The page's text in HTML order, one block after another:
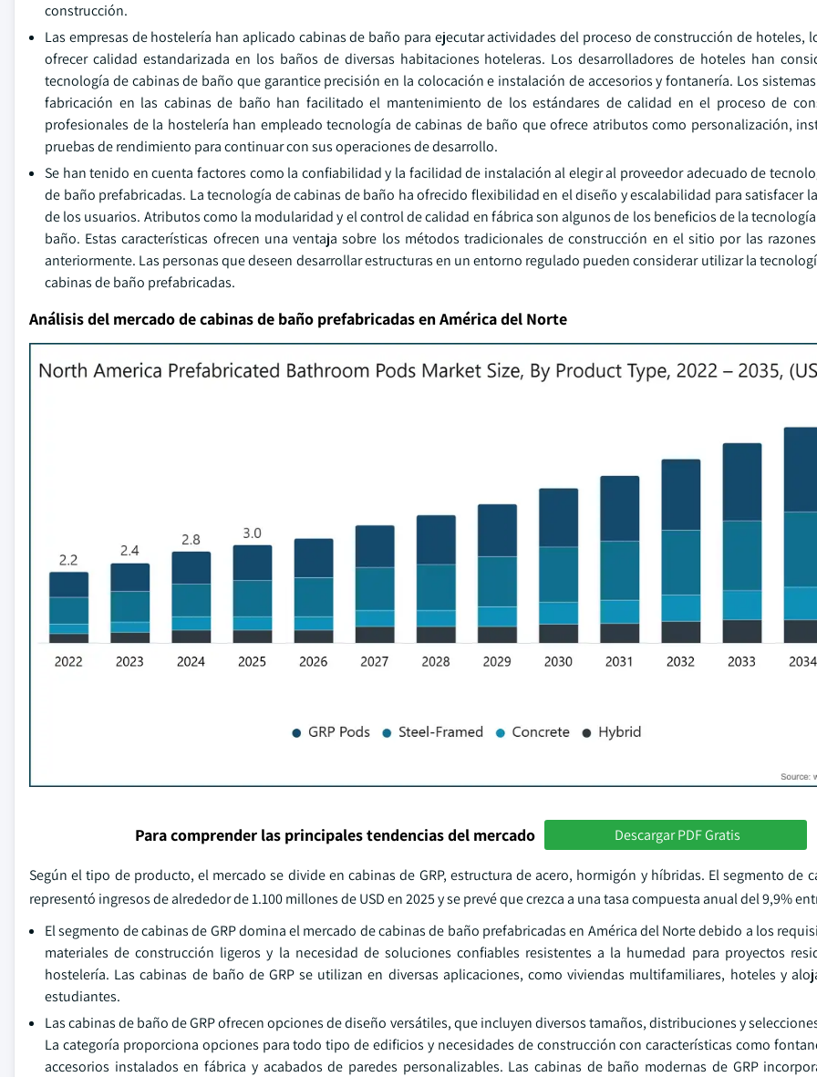
construcción.
Las empresas de hostelería han aplicado cabinas de baño para ejecutar actividades del proceso de construcción de hoteles,
ofrecer calidad estandarizada en los baños de diversas habitaciones hoteleras. Los desarrolladores de hoteles han
tecnología de cabinas de baño que garantice precisión en la colocación e instalación de accesorios y fontanería. Los
fabricación en las cabinas de baño han facilitado el mantenimiento de los estándares de calidad en el proceso de
profesionales de la hostelería han empleado tecnología de cabinas de baño que ofrece atributos como personalización,
pruebas de rendimiento para continuar con sus operaciones de desarrollo.
Se han tenido en cuenta factores como la confiabilidad y la facilidad de instalación al elegir al proveedor adecuado de
de baño prefabricadas. La tecnología de cabinas de baño ha ofrecido flexibilidad en el diseño y escalabilidad para satisfacer
de los usuarios. Atributos como la modularidad y el control de calidad en fábrica son algunos de los beneficios de la
baño. Estas características ofrecen una ventaja sobre los métodos tradicionales de construcción en el sitio por las
anteriormente. Las personas que deseen desarrollar estructuras en un entorno regulado pueden considerar utilizar la
cabinas de baño prefabricadas.
Análisis del mercado de cabinas de baño prefabricadas en América del Norte
Para comprender las principales tendencias del mercado Descargar PDF Gratis
Según el tipo de producto, el mercado se divide en cabinas de GRP, estructura de acero, hormigón y híbridas. El segmento de
representó ingresos de alrededor de 1.100 millones de USD en 2025 y se prevé que crezca a una tasa compuesta anual del 9,9%
El segmento de cabinas de GRP domina el mercado de cabinas de baño prefabricadas en América del Norte debido a los
materiales de construcción ligeros y la necesidad de soluciones confiables resistentes a la humedad para proyectos
hostelería. Las cabinas de baño de GRP se utilizan en diversas aplicaciones, como viviendas multifamiliares, hoteles y
estudiantes.
Las cabinas de baño de GRP ofrecen opciones de diseño versátiles, que incluyen diversos tamaños, distribuciones y
La categoría proporciona opciones para todo tipo de edificios y necesidades de construcción con características como
accesorios instalados en fábrica y acabados de paredes personalizables. Las cabinas de baño modernas de GRP